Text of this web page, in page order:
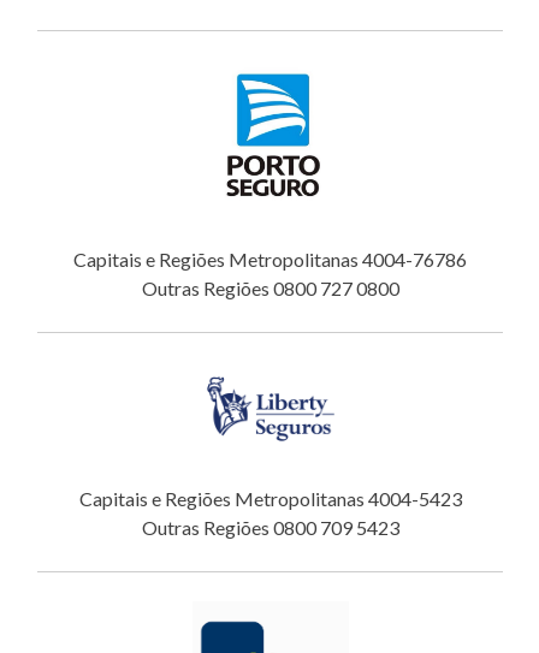
Capitais e Regiões Metropolitanas 4004-76786
Outras Regiões 0800 727 0800
Capitais e Regiões Metropolitanas 4004-5423
Outras Regiões 0800 709 5423